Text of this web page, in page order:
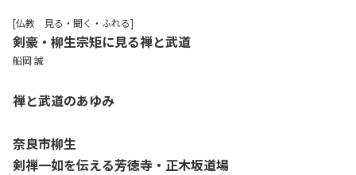
[仏教 見る・聞く・ふれる]
剣豪・柳生宗矩に見る禅と武道
船岡 誠
禅と武道のあゆみ
奈良市柳生
剣禅一如を伝える芳徳寺・正木坂道場